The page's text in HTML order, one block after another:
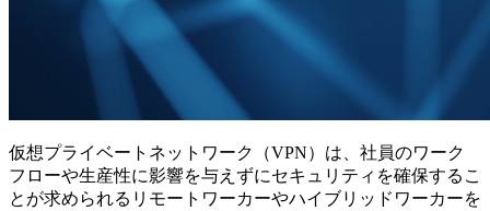
仮想プライベートネットワーク（VPN）は、社員のワーク
フローや生産性に影響を与えずにセキュリティを確保するこ
とが求められるリモートワーカーやハイブリッドワーカーを